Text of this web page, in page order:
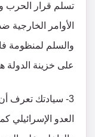
تسلم قرار الحرب
الأوامر
والسلم لمنظومة
على خزينة الدولة
3- سيادتك تعرف
العدو الإسرائيلي